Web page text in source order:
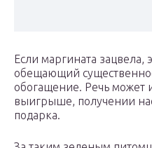
Если маргината зацвела,
обещающий
обогащение. Речь может
выигрыше, получении
подарка.